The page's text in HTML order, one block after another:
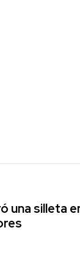
una silleta